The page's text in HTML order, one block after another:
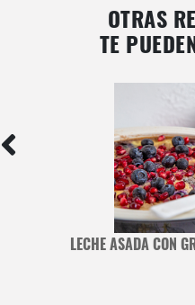
OTRAS
TE
LECHE ASADA CON